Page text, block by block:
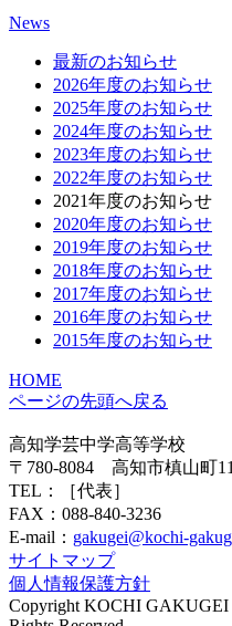
News
最新のお知らせ
2026年度のお知らせ
2025年度のお知らせ
2024年度のお知らせ
2023年度のお知らせ
2022年度のお知らせ
2021年度のお知らせ
2020年度のお知らせ
2019年度のお知らせ
2018年度のお知らせ
2017年度のお知らせ
2016年度のお知らせ
2015年度のお知らせ
HOME
ページの先頭へ戻る
高知学芸中学高等学校
〒780-8084 高知市槙山町
TEL：
［代表］
FAX：088-840-3236
E-mail： gakugei@kochi-
サイトマップ
個人情報保護方針
Copyright KOCHI GAKUGEI